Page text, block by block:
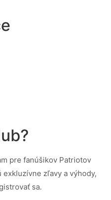
pre fanúšikov Patriotov
zľavy a výhody,
sa.